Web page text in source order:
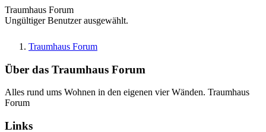
Traumhaus Forum
Ungültiger Benutzer ausgewählt.
Traumhaus Forum
Über das Traumhaus Forum
Alles rund ums Wohnen in den eigenen vier Wänden. Traumhaus
Forum
Links